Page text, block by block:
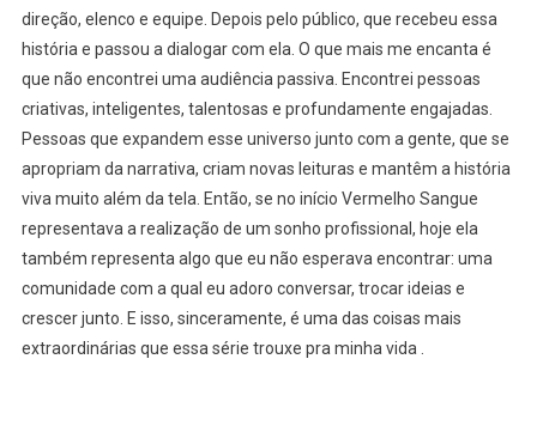
direção, elenco e equipe. Depois pelo público, que recebeu essa
história e passou a dialogar com ela. O que mais me encanta é
que não encontrei uma audiência passiva. Encontrei pessoas
criativas, inteligentes, talentosas e profundamente engajadas.
Pessoas que expandem esse universo junto com a gente, que se
apropriam da narrativa, criam novas leituras e mantêm a história
viva muito além da tela. Então, se no início Vermelho Sangue
representava a realização de um sonho profissional, hoje ela
também representa algo que eu não esperava encontrar: uma
comunidade com a qual eu adoro conversar, trocar ideias e
crescer junto. E isso, sinceramente, é uma das coisas mais
extraordinárias que essa série trouxe pra minha vida .